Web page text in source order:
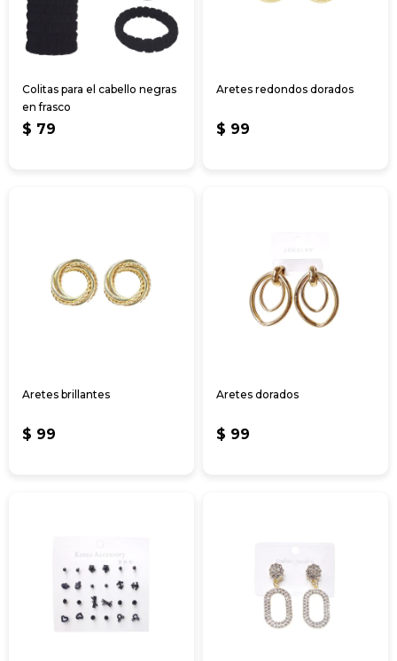
Colitas para el cabello negras
en frasco
$ 79
Aretes redondos dorados
$ 99
Aretes brillantes
$ 99
Aretes dorados
$ 99